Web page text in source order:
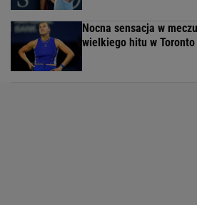
Nocna sensacja w
wielkiego hitu w Toronto